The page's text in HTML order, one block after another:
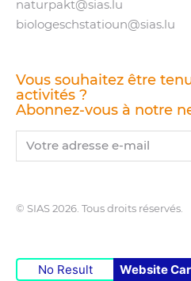
naturpakt@​sias.​lu
biologeschstatioun@​sias.​lu
Vous souhaitez être
activités ?
Abonnez-vous à notre
Votre adresse e-mail
© SIAS 2026. Tous droits réservés.
No Result Website